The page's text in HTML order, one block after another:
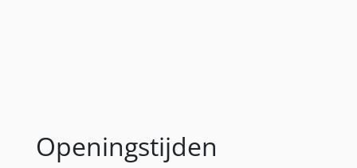
Openingstijden